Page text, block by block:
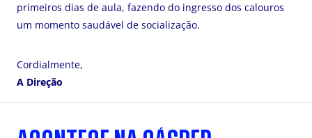
primeiros dias de aula, fazendo do ingresso dos calouros
um momento saudável de socialização.
Cordialmente,
A Direção